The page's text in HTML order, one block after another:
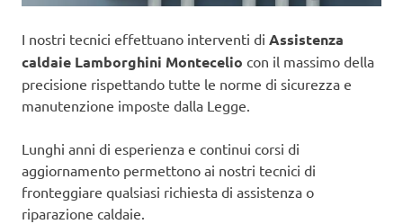
I nostri tecnici effettuano interventi di Assistenza
caldaie Lamborghini Montecelio con il massimo della
precisione rispettando tutte le norme di sicurezza e
manutenzione imposte dalla Legge.
Lunghi anni di esperienza e continui corsi di
aggiornamento permettono ai nostri tecnici di
fronteggiare qualsiasi richiesta di assistenza o
riparazione caldaie.